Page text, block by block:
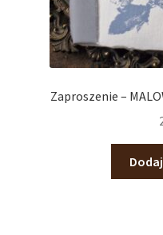
Zaproszenie –